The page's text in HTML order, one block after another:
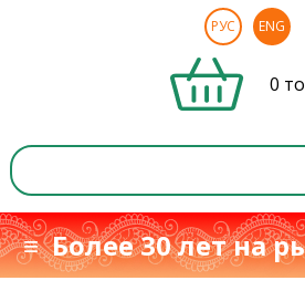
РУС ENG
0
≡ Более 30 лет на